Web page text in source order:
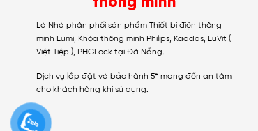
Là Nhà phân phối sản phẩm Thiết bị điện thông
minh Lumi, Khóa thông minh Philips, Kaadas, LuVit (
Việt Tiệp ), PHGLock tại Đà Nẵng.
Dịch vụ lắp đặt và bảo hành 5* mang đến an tâm
cho khách hàng khi sử dụng.